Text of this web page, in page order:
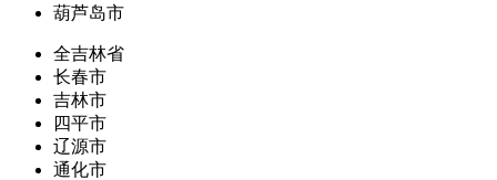
葫芦岛市
全吉林省
长春市
吉林市
四平市
辽源市
通化市